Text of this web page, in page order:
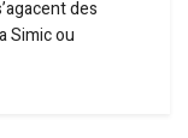
des
Simic ou